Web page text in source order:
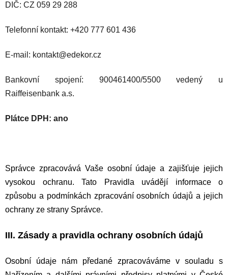
DIČ: CZ 059 29 288
Telefonní kontakt: +420 777 601 436
E-mail: kontakt@edekor.cz
Bankovní spojení: 900461400/5500 vedený u
Raiffeisenbank a.s.
Plátce DPH: ano
Správce zpracovává Vaše osobní údaje a zajišťuje jejich
vysokou ochranu. Tato Pravidla uvádějí informace o
způsobu a podmínkách zpracování osobních údajů a jejich
ochrany ze strany Správce.
III. Zásady a pravidla ochrany osobních údajů
Osobní údaje nám předané zpracováváme v souladu s